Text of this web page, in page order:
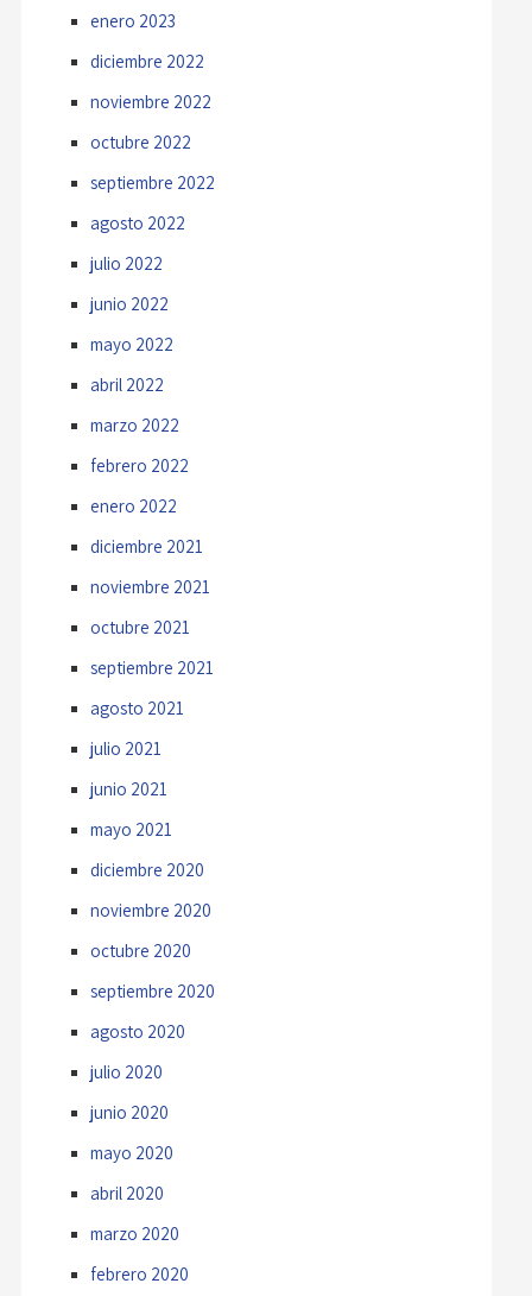
enero 2023
diciembre 2022
noviembre 2022
octubre 2022
septiembre 2022
agosto 2022
julio 2022
junio 2022
mayo 2022
abril 2022
marzo 2022
febrero 2022
enero 2022
diciembre 2021
noviembre 2021
octubre 2021
septiembre 2021
agosto 2021
julio 2021
junio 2021
mayo 2021
diciembre 2020
noviembre 2020
octubre 2020
septiembre 2020
agosto 2020
julio 2020
junio 2020
mayo 2020
abril 2020
marzo 2020
febrero 2020